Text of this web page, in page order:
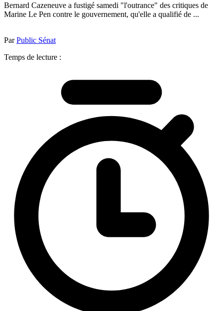
Bernard Cazeneuve a fustigé samedi "l'outrance" des critiques de
Marine Le Pen contre le gouvernement, qu'elle a qualifié de ...
ParPublic Sénat
Temps de lecture :